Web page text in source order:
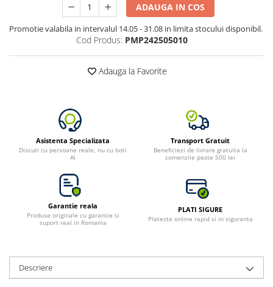
ADAUGA IN COS
Promotie valabila in intervalul 14.05 - 31.08 in limita stocului disponibil.
Cod Produs: PMP242505010
Adauga la Favorite
Asistenta Specializata
Discuti cu persoane reale, nu cu boti
AI
Transport Gratuit
Beneficiezi de livrare gratuita la
comenzile peste 500 lei
Garantie reala
Produse originale cu garantie si
suport real in Romania
PLATI SIGURE
Plateste online rapid si in siguranta
Descriere